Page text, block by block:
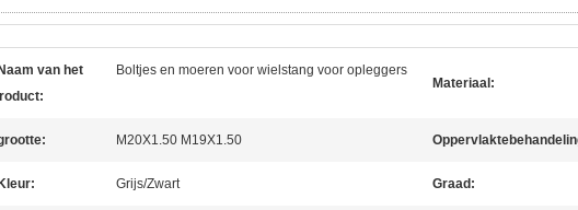
van het
Boltjes en moeren voor wielstang voor opleggers
Materiaal:
M20X1.50 M19X1.50
Grijs/Zwart Graad: